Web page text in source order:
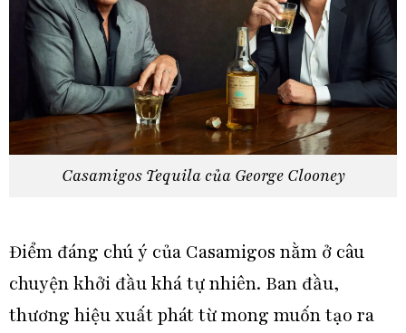
Casamigos Tequila của George Clooney
Điểm đáng chú ý của Casamigos nằm ở câu
chuyện khởi đầu khá tự nhiên. Ban đầu,
thương hiệu xuất phát từ mong muốn tạo ra